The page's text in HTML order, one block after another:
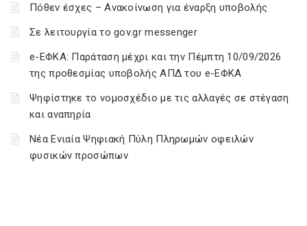
Πόθεν έσχες – Ανακοίνωση για έναρξη υποβολής
Σε λειτουργία το gov.gr messenger
e-ΕΦΚΑ: Παράταση μέχρι και την Πέμπτη 10/09/2026
της προθεσμίας υποβολής ΑΠΔ του e-ΕΦΚΑ
Ψηφίστηκε το νομοσχέδιο με τις αλλαγές σε στέγαση
και αναπηρία
Νέα Ενιαία Ψηφιακή Πύλη Πληρωμών οφειλών
φυσικών προσώπων